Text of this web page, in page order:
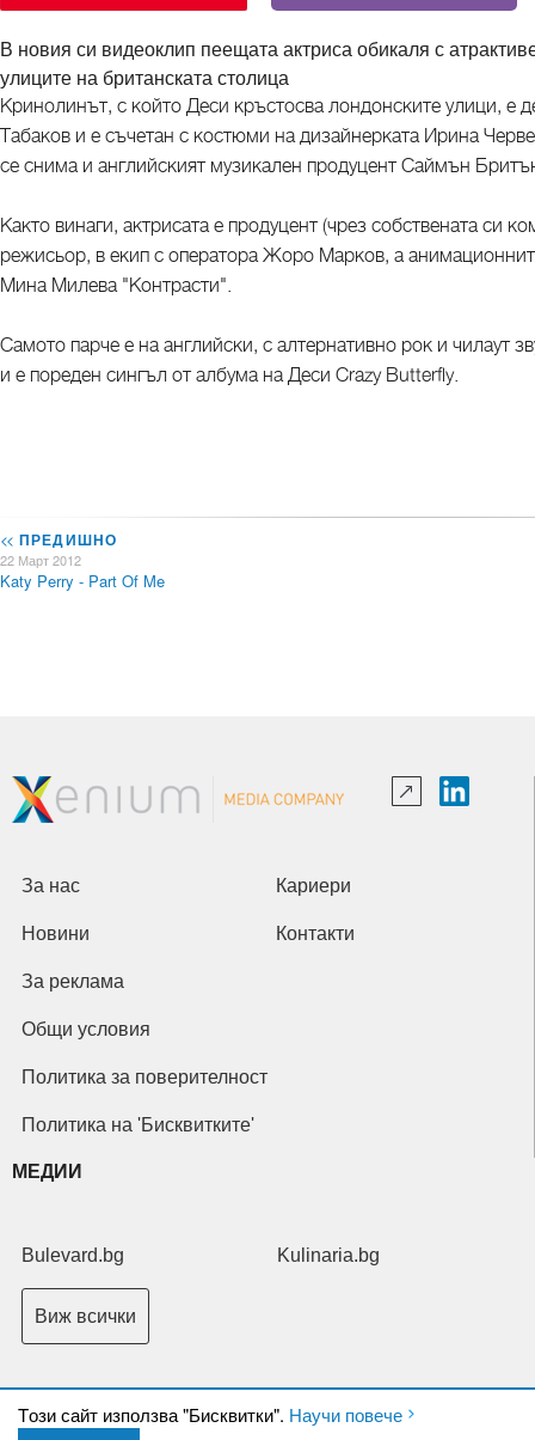
В новия си видеоклип пеещата актриса обикаля с
улиците на британската столица
Кринолинът, с който Деси кръстосва лондонските улици, е
Табаков и е съчетан с костюми на дизайнерката Ирина
се снима и английският музикален продуцент Саймън
Както винаги, актрисата е продуцент (чрез собствената си
режисьор, в екип с оператора Жоро Марков, а
Мина Милева "Контрасти".
Самото парче е на английски, с алтернативно рок и чилаут
и е пореден сингъл от албума на Деси Crazy Butterfly.
<< ПРЕДИШНО
22 Март 2012
Katy Perry - Part Of Me
Tози сайт използва "Бисквитки". Научи повече
За нас Кариери
Новини Контакти
За реклама
Общи условия
Политика за поверителност
Политика на 'Бисквитките'
МЕДИИ
Bulevard.bg Kulinaria.bg
Виж всички